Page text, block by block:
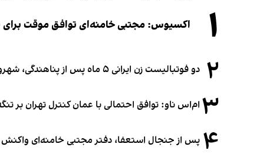
۱ اکسیوس: مجتبی خامنه‌ای توافق موقت برای
۲ دو فوتبالیست زن ایرانی ۵ ماه پس از پناهندگی، شهروند استرالیا شدند
۳ ام‌اس ناو: توافق احتمالی با عمان کنترل تهران بر
۴ پس از جنجال استعفا، دفتر مجتبی خامنه‌ای واکنش